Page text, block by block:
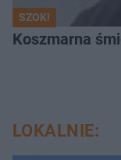
SZOK!
Koszmarna
LOKALNIE: